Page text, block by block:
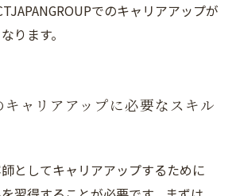
でのキャリアアップが
ります。
ャリアアップに必要なスキル
としてキャリアアップするために